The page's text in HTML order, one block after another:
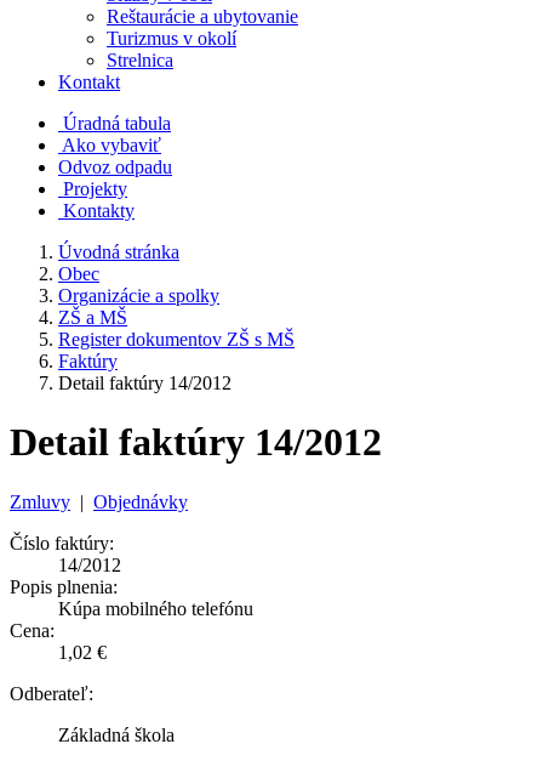
Reštaurácie a ubytovanie
Turizmus v okolí
Strelnica
Kontakt
Úradná tabula
Ako vybaviť
Odvoz odpadu
Projekty
Kontakty
Úvodná stránka
Obec
Organizácie a spolky
ZŠ a MŠ
Register dokumentov ZŠ s MŠ
Faktúry
Detail faktúry 14/2012
Detail faktúry 14/2012
Zmluvy | Objednávky
Číslo faktúry:
14/2012
Popis plnenia:
Kúpa mobilného telefónu
Cena:
1,02 €
Odberateľ:
Základná škola